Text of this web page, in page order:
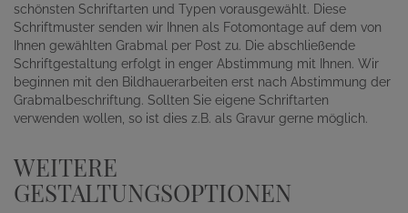
schönsten Schriftarten und Typen vorausgewählt. Diese
Schriftmuster senden wir Ihnen als Fotomontage auf dem von
Ihnen gewählten Grabmal per Post zu. Die abschließende
Schriftgestaltung erfolgt in enger Abstimmung mit Ihnen. Wir
beginnen mit den Bildhauerarbeiten erst nach Abstimmung der
Grabmalbeschriftung. Sollten Sie eigene Schriftarten
verwenden wollen, so ist dies z.B. als Gravur gerne möglich.
WEITERE
GESTALTUNGSOPTIONEN